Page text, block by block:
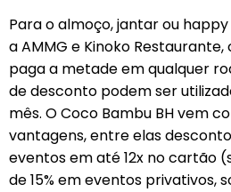
Para o almoço, jantar ou
a AMMG e Kinoko
paga a metade em qualquer
de desconto podem ser
mês. O Coco Bambu BH vem
vantagens, entre elas
eventos em até 12x no cartão
de 15% em eventos privativos,